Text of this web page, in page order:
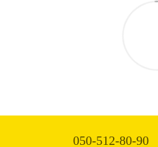
050-512-80-90